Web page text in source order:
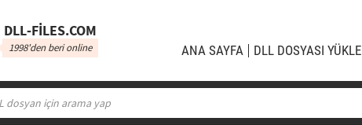
DLL‑FILES.COM
1998'den beri online ANA SAYFA DLL DOSYASI YÜKLE